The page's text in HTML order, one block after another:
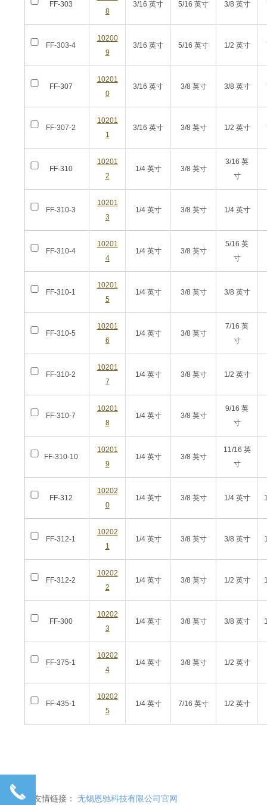
FF-303
8
3/16 英寸 5/16 英寸 3/8 英寸
FF-303-4
10200
9
3/16 英寸 5/16 英寸 1/2 英寸
FF-307
10201
0
3/16 英寸 3/8 英寸 3/8 英寸
FF-307-2
10201
1
3/16 英寸 3/8 英寸 1/2 英寸
FF-310
10201
2
1/4 英寸 3/8 英寸
3/16 英
寸
FF-310-3
10201
3
1/4 英寸 3/8 英寸 1/4 英寸
FF-310-4
10201
4
1/4 英寸 3/8 英寸
5/16 英
寸
FF-310-1
10201
5
1/4 英寸 3/8 英寸 3/8 英寸
FF-310-5
10201
6
1/4 英寸 3/8 英寸
7/16 英
寸
FF-310-2
10201
7
1/4 英寸 3/8 英寸 1/2 英寸
FF-310-7
10201
8
1/4 英寸 3/8 英寸
9/16 英
寸
FF-310-10
10201
9
1/4 英寸 3/8 英寸
11/16 英
寸
FF-312
10202
0
1/4 英寸 3/8 英寸 1/4 英寸
FF-312-1
10202
1
1/4 英寸 3/8 英寸 3/8 英寸
FF-312-2
10202
2
1/4 英寸 3/8 英寸 1/2 英寸
FF-300
10202
3
1/4 英寸 3/8 英寸 3/8 英寸
FF-375-1
10202
4
1/4 英寸 3/8 英寸 1/2 英寸
FF-435-1
10202
5
1/4 英寸 7/16 英寸 1/2 英寸
友情链接： 无锡恩驰科技有限公司官网
끅